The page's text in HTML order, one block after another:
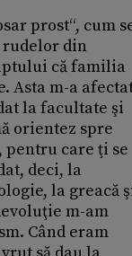
prost“, cum
rudelor din
că familia
Asta m-a
la facultate şi
orientez spre
pentru care ţi se
deci, la
la greacă
m-am
Când eram